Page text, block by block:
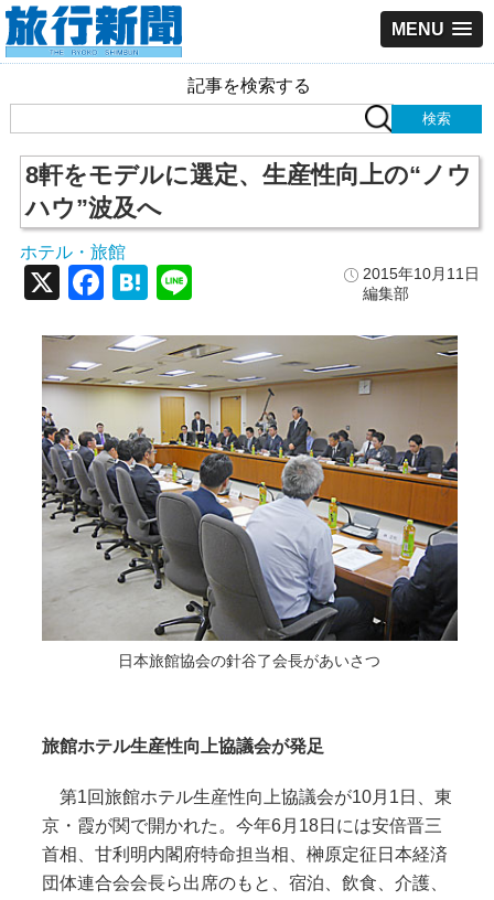
MENU
記事を検索する
8軒をモデルに選定、生産性向上の“ノウ
ハウ”波及へ
ホテル・旅館
2015年10月11日
編集部
X Facebook
Hatena
日本旅館協会の針谷了会長があいさつ
旅館ホテル生産性向上協議会が発足
第1回旅館ホテル生産性向上協議会が10月1日、東
京・霞が関で開かれた。今年6月18日には安倍晋三
首相、甘利明内閣府特命担当相、榊原定征日本経済
団体連合会会長ら出席のもと、宿泊、飲食、介護、